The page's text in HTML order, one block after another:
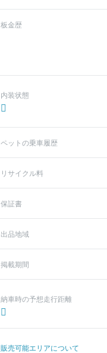
板金歴
内装状態
ペットの乗車履歴
リサイクル料
保証書
出品地域
掲載期間
納車時の予想走行距離
販売可能エリアについて